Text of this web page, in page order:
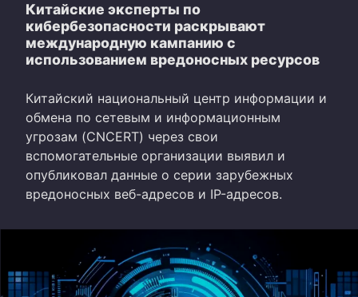
Китайские эксперты по
кибербезопасности раскрывают
международную кампанию с
использованием вредоносных ресурсов
Китайский национальный центр информации и
обмена по сетевым и информационным
угрозам (CNCERT) через свои
вспомогательные организации выявил и
опубликовал данные о серии зарубежных
вредоносных веб-адресов и IP-адресов.